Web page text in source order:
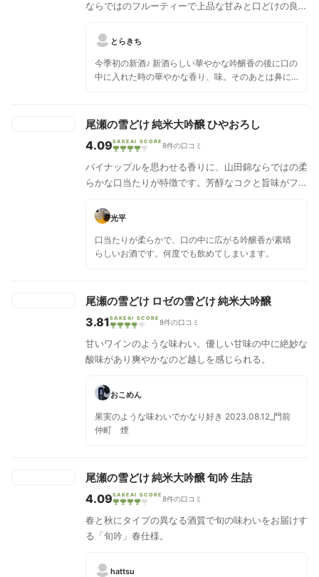
ならではのフルーティーで上品な甘みと口どけの良い
とらきち
今季初の新酒♪ 新酒らしい華やかな吟醸香の後に口の
中に入れた時の華やかな香り、味。そのあとは鼻に
たりいいかも。しっかりしてるから食中酒でなく単
体でもいいかなとも。
尾瀬の雪どけ 純米大吟醸 ひやおろし
4.09SAKEAI SCORE 8件の口コミ
パイナップルを思わせる香りに、山田錦ならではの柔
らかな口当たりが特徴です。芳醇なコクと旨味がフラ
レのよい後味でフィニッシュします。
光平
口当たりが柔らかで、口の中に広がる吟醸香が素晴
らしいお酒です。何度でも飲めてしまいます。
尾瀬の雪どけ ロゼの雪どけ 純米大吟醸
3.81SAKEAI SCORE 8件の口コミ
甘いワインのような味わい。優しい甘味の中に絶妙な
酸味があり爽やかなのど越しを感じられる。
おこめん
果実のような味わいでかなり好き 2023.08.12_門前
仲町 煙
尾瀬の雪どけ 純米大吟醸 旬吟 生詰
4.09SAKEAI SCORE 8件の口コミ
春と秋にタイプの異なる酒質で旬の味わいをお届けす
る「旬吟」春仕様。
hattsu